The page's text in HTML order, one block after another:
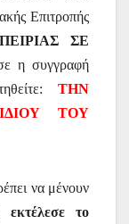
Επιτροπής
ΣΕ
η συγγραφή
ΤΗΝ
ΤΟΥ
να μένουν
εκτέλεσε το